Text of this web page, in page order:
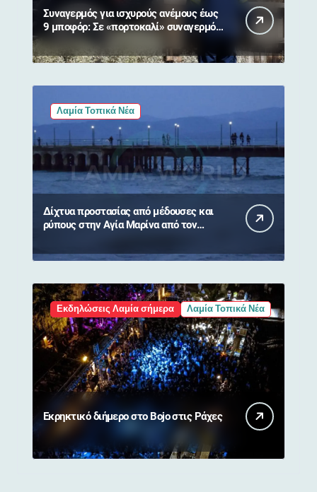
Συναγερμός για ισχυρούς ανέμους έως
9 μποφόρ: Σε «πορτοκαλί» συναγερμό
η Στερεά Ελλάδα
Λαμία Τοπικά Νέα
Δίχτυα προστασίας από μέδουσες και
ρύπους στην Αγία Μαρίνα από τον
Εκδηλώσεις Λαμία σήμερα Λαμία Τοπικά Νέα
Εκρηκτικό διήμερο στο Bojo στις Ράχες